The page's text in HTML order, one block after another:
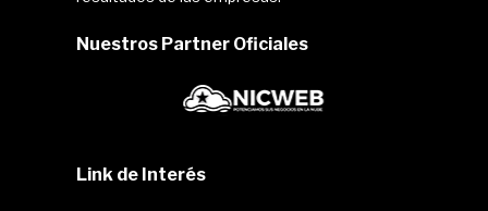
Nuestros Partner Oficiales
Link de Interés